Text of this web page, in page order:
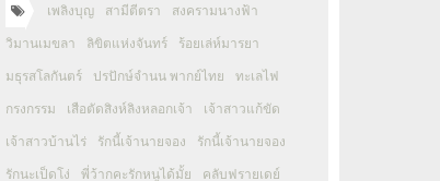
เพลิงบุญ สามีตีตรา สงครามนางฟ้า
วิมานเมขลา ลิขิตแห่งจันทร์ ร้อยเล่ห์มารยา
มธุรสโลกันตร์ ปรปักษ์จำนน พากย์ไทย ทะเลไฟ
กรงกรรม เสือตัดสิงห์ลิงหลอกเจ้า เจ้าสาวแก้ขัด
เจ้าสาวบ้านไร่ รักนี้เจ้านายจอง รักนี้เจ้านายจอง
รักนะเป็ดโง่ พี่ว้ากคะรักหนูได้มั้ย คลับฟรายเดย์